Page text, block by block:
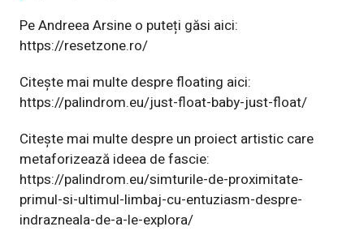
Pe Andreea Arsine o puteți găsi aici:
https://resetzone.ro/
Citește mai multe despre floating aici:
https://palindrom.eu/just-float-baby-just-float/
Citește mai multe despre un proiect artistic care
metaforizează ideea de fascie:
https://palindrom.eu/simturile-de-proximitate-
primul-si-ultimul-limbaj-cu-entuziasm-despre-
indrazneala-de-a-le-explora/